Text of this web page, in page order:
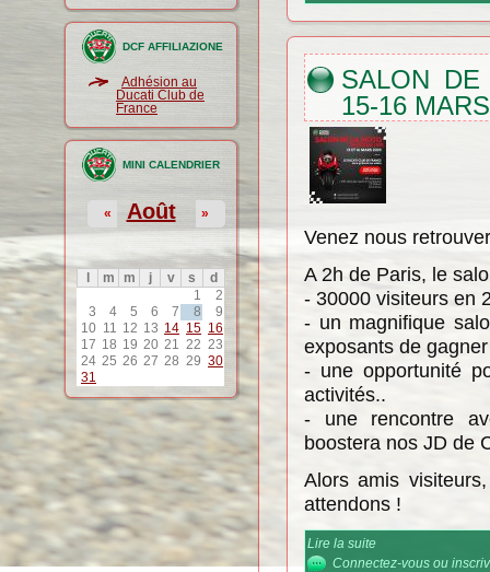
DCF AFFILIAZIONE
Adhésion au
Ducati Club de
France
MINI CALENDRIER
Août
« »
m m j v s
d
1
2
3
4 5 6 7 8
9
10 11 12 13 14 15 16
17 18 19 20 21 22 23
24 25 26 27 28 29 30
31
SALON
15-16
Venez nous
A 2h de Paris, le
- 30000 visiteurs en
- un magnifique
exposants de
- une opportunité
activités..
- une rencontre
boostera nos JD de
Alors amis
attendons !
Lire la suite
Connectez-vous ou